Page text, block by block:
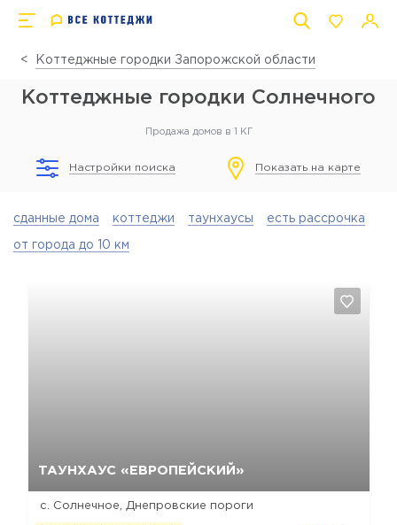
Коттеджные городки Запорожской области
Коттеджные городки Солнечного
Продажа домов в 1 КГ
Настройки поиска Показать на карте
сданные дома коттеджи таунхаусы есть рассрочка
от города до 10 км
ТАУНХАУС «ЕВРОПЕЙСКИЙ»
с. Солнечное, Днепровские пороги